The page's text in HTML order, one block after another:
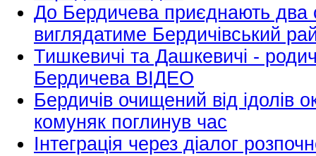
До Бердичева приєднають два
виглядатиме Бердичівський
Тишкевичі та Дашкевичі -
Бердичева ВІДЕО
Бердичів очищений від ідолів
комуняк поглинув час
Інтеграція через діалог